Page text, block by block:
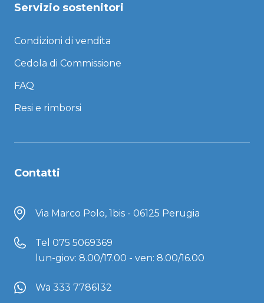
Servizio sostenitori
Condizioni di vendita
Cedola di Commissione
FAQ
Resi e rimborsi
Contatti
Via Marco Polo, 1bis - 06125 Perugia
Tel 075 5069369
lun-giov: 8.00/17.00 - ven: 8.00/16.00
Wa 333 7786132